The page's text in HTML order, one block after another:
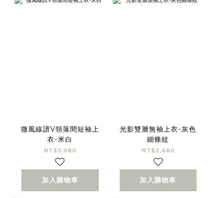
微風線譜V領落間短袖上
衣-米白
NT$3,080
加入購物車
光影雙層無袖上衣-灰色
細條紋
NT$2,680
加入購物車